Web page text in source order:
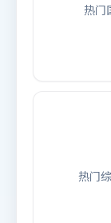
热门
热门